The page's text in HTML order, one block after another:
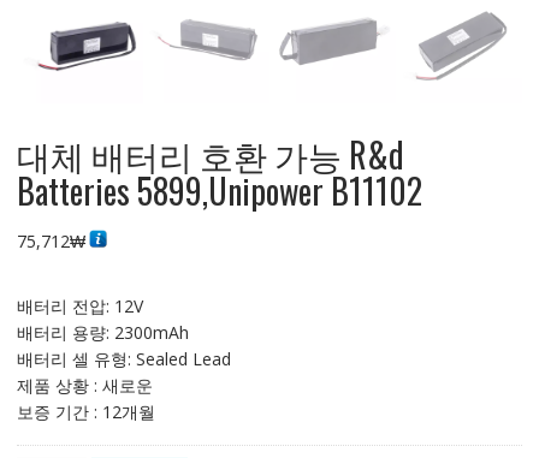
대체 배터리 호환 가능 R&d
Batteries 5899,Unipower B11102
75,712₩
배터리 전압: 12V
배터리 용량: 2300mAh
배터리 셀 유형: Sealed Lead
제품 상황 : 새로운
보증 기간 : 12개월